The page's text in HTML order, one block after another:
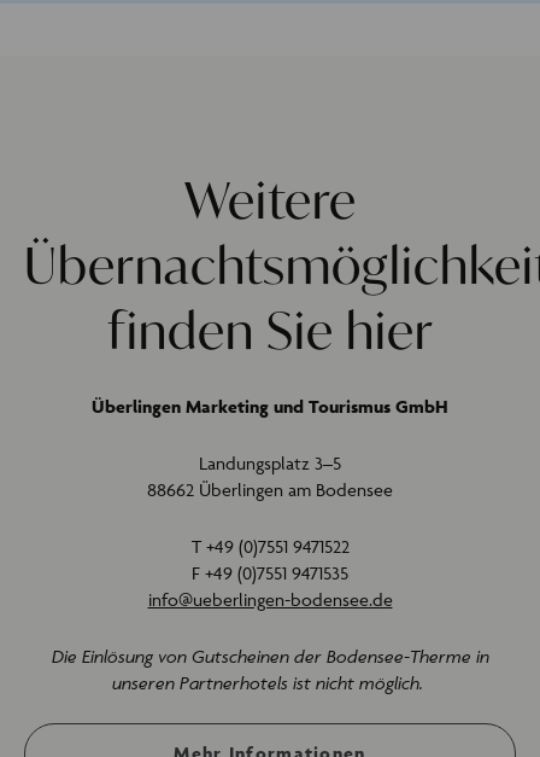
Weitere
finden Sie hier
Überlingen Marketing und Tourismus GmbH
Landungsplatz 3–5
88662 Überlingen am Bodensee
T +49 (0)7551 9471522
F +49 (0)7551 9471535
info@ueberlingen-bodensee.de
Die Einlösung von Gutscheinen der Bodensee-Therme in
unseren Partnerhotels ist nicht möglich.